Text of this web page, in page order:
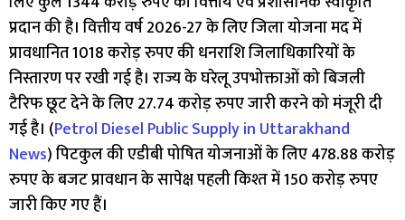
प्रदान की है। वित्तीय वर्ष 2026-27 के लिए जिला योजना मद में
प्रावधानित 1018 करोड़ रुपए की धनराशि जिलाधिकारियों के
निस्तारण पर रखी गई है। राज्य के घरेलू उपभोक्ताओं को बिजली
टैरिफ छूट देने के लिए 27.74 करोड़ रुपए जारी करने को मंजूरी दी
गई है। (Petrol Diesel Public Supply in Uttarakhand
News) पिटकुल की एडीबी पोषित योजनाओं के लिए 478.88 करोड़
रुपए के बजट प्रावधान के सापेक्ष पहली किश्त में 150 करोड़ रुपए
जारी किए गए हैं।